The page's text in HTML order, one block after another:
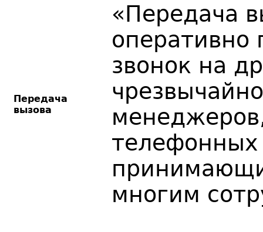
Передача
вызова
«Передача
оперативно
звонок на
телефонных
многим